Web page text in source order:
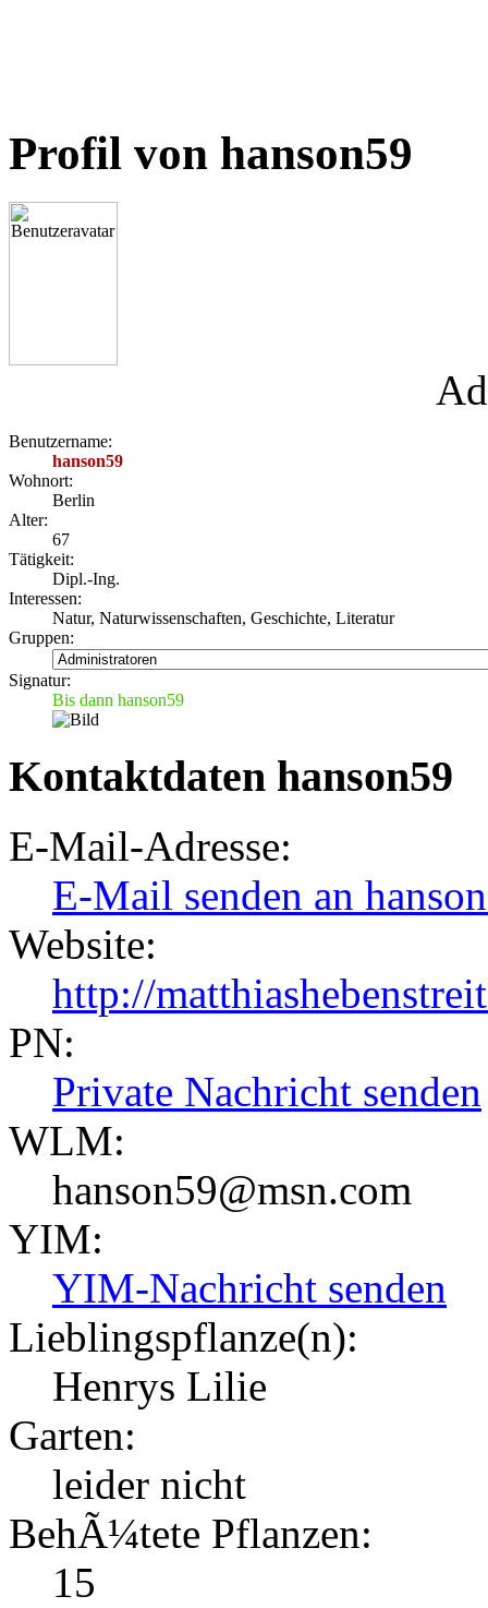
Profil von hanson59
Benutzername:
hanson59
Wohnort:
Berlin
Alter:
67
Tätigkeit:
Dipl.-Ing.
Interessen:
Natur, Naturwissenschaften, Geschichte, Literatur
Gruppen:
Signatur:
Bis dann hanson59
Kontaktdaten hanson59
E-Mail-Adresse:
E-Mail senden an
Website:
http://
PN:
Private Nachricht senden
WLM:
hanson59@msn.com
YIM:
YIM-Nachricht senden
Lieblingspflanze(n):
Henrys Lilie
Garten:
leider nicht
BehÃ¼tete Pflanzen:
15